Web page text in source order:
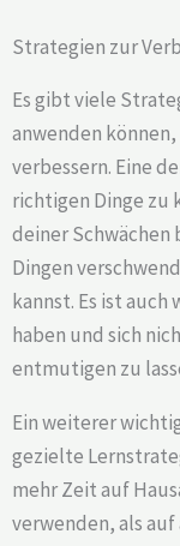
Strategien zur
Es gibt viele
anwenden
verbessern. Eine
richtigen Dinge zu
deiner
Dingen
kannst. Es ist
haben und sich
entmutigen zu
Ein weiterer
gezielte
mehr Zeit auf
verwenden, als auf